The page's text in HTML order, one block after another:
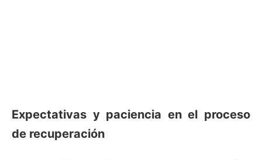
Expectativas y paciencia en el proceso
de recuperación